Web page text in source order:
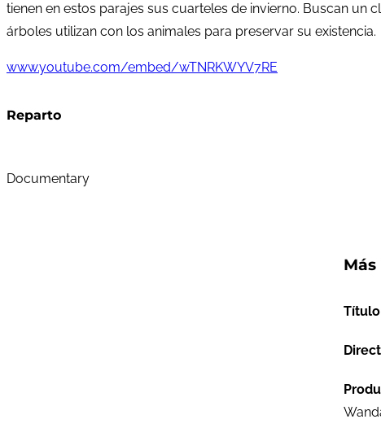
tienen en estos parajes sus cuarteles de invierno. Buscan un
árboles utilizan con los animales para preservar su existencia.
www.youtube.com/embed/wTNRKWYV7RE
Reparto
Documentary